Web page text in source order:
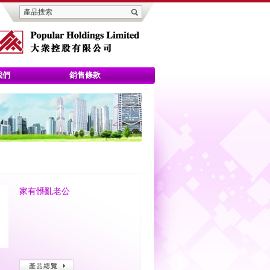
們 銷售條款
家有髒亂老公